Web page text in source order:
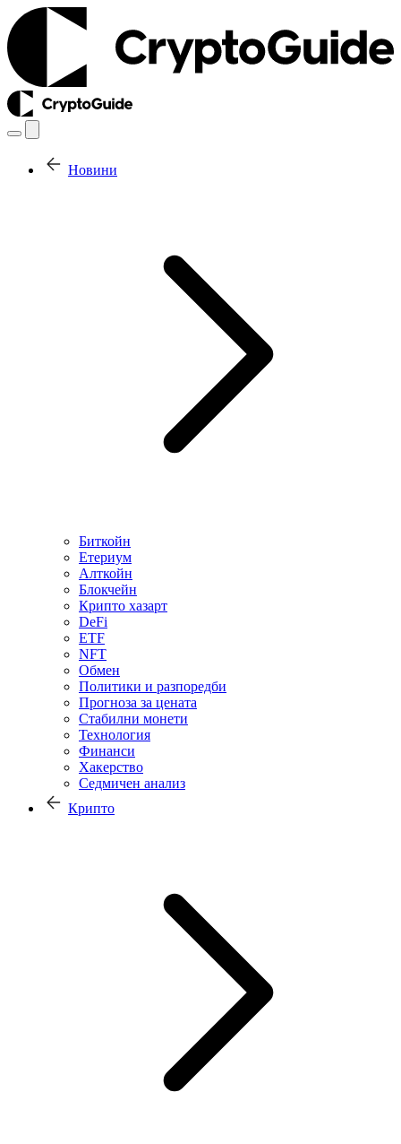
Новини
Биткойн
Етериум
Алткойн
Блокчейн
Крипто хазарт
DeFi
ETF
NFT
Обмен
Политики и разпоредби
Прогноза за цената
Стабилни монети
Технология
Финанси
Хакерство
Седмичен анализ
Крипто